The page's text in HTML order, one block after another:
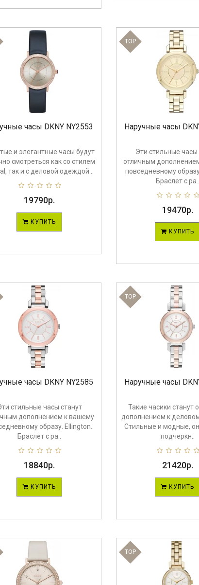
часы DKNY NY2553
и элегантные часы будут
смотреться как со стилем
так и с деловой одеждой...
19790р.
КУПИТЬ
TOP
Наручные часы
Эти стильные часы
отличным
повседневному
Браслет с ра..
19470р.
КУПИТЬ
часы DKNY NY2585
стильные часы станут
дополнением к вашему
образу. Ellington.
Браслет с ра..
18840р.
КУПИТЬ
TOP
Наручные часы
Такие часики станут
дополнением к
Стильные и модные,
подчеркн..
21420р.
КУПИТЬ
TOP